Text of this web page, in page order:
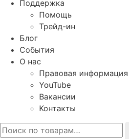
Поддержка
Помощь
Трейд-ин
Блог
События
О нас
Правовая информация
YouTube
Вакансии
Контакты
Искать: